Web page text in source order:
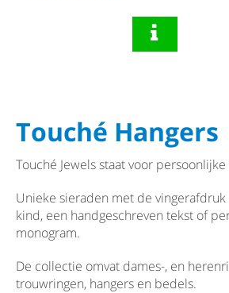
Touché Hangers
Touché Jewels staat voor
Unieke sieraden met de
kind, een handgeschreven tekst of
monogram.
De collectie omvat dames-, en
trouwringen, hangers en bedels.